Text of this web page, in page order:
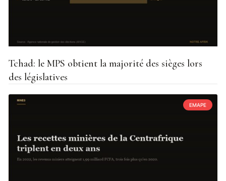
Tchad: le MPS obtient la majorité des sièges lors
des législatives
EMAPE